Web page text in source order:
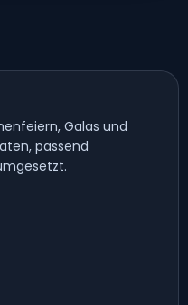
Galas und
passend